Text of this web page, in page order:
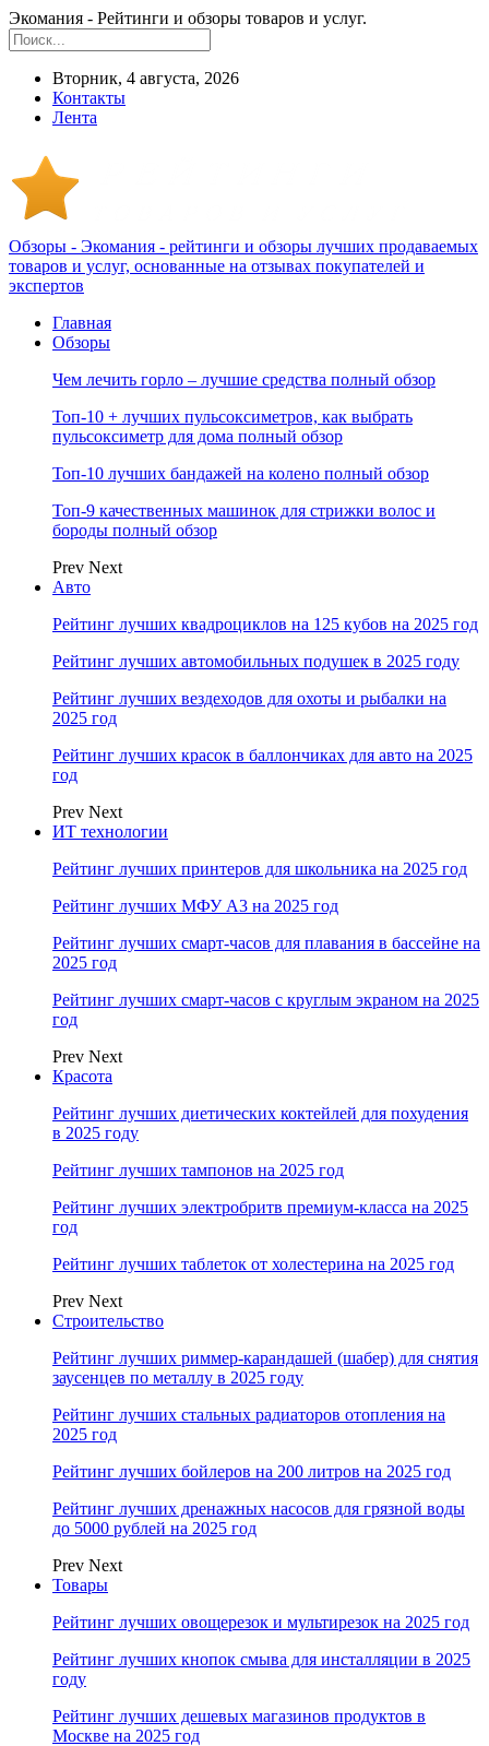
Экомания - Рейтинги и обзоры товаров и услуг.
Вторник, 4 августа, 2026
Контакты
Лента
Обзоры - Экомания - рейтинги и обзоры лучших продаваемых
товаров и услуг, основанные на отзывах покупателей и
экспертов
Главная
Обзоры
Чем лечить горло – лучшие средства полный обзор
Топ-10 + лучших пульсоксиметров, как выбрать
пульсоксиметр для дома полный обзор
Топ-10 лучших бандажей на колено полный обзор
Топ-9 качественных машинок для стрижки волос и
бороды полный обзор
Prev Next
Авто
Рейтинг лучших квадроциклов на 125 кубов на 2025 год
Рейтинг лучших автомобильных подушек в 2025 году
Рейтинг лучших вездеходов для охоты и рыбалки на
2025 год
Рейтинг лучших красок в баллончиках для авто на 2025
год
Prev Next
ИТ технологии
Рейтинг лучших принтеров для школьника на 2025 год
Рейтинг лучших МФУ А3 на 2025 год
Рейтинг лучших смарт-часов для плавания в бассейне на
2025 год
Рейтинг лучших смарт-часов с круглым экраном на 2025
год
Prev Next
Красота
Рейтинг лучших диетических коктейлей для похудения
в 2025 году
Рейтинг лучших тампонов на 2025 год
Рейтинг лучших электробритв премиум-класса на 2025
год
Рейтинг лучших таблеток от холестерина на 2025 год
Prev Next
Строительство
Рейтинг лучших риммер-карандашей (шабер) для снятия
заусенцев по металлу в 2025 году
Рейтинг лучших стальных радиаторов отопления на
2025 год
Рейтинг лучших бойлеров на 200 литров на 2025 год
Рейтинг лучших дренажных насосов для грязной воды
до 5000 рублей на 2025 год
Prev Next
Товары
Рейтинг лучших овощерезок и мультирезок на 2025 год
Рейтинг лучших кнопок смыва для инсталляции в 2025
году
Рейтинг лучших дешевых магазинов продуктов в
Москве на 2025 год